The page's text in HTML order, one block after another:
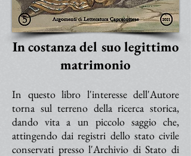
In costanza del suo legittimo
matrimonio
In questo libro l'interesse dell'Autore
torna sul terreno della ricerca storica,
dando vita a un piccolo saggio che,
attingendo dai registri dello stato civile
conservati presso l'Archivio di Stato di